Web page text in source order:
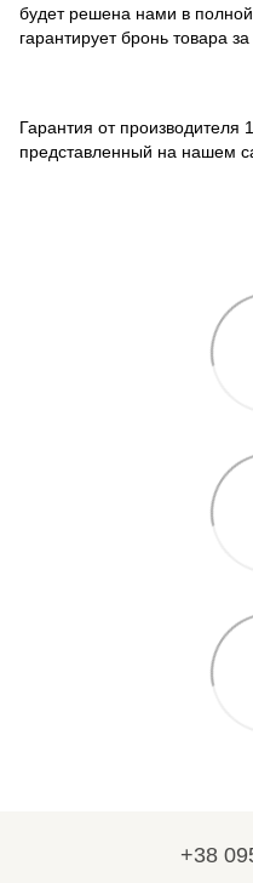
будет решена нами в
гарантирует бронь товара
Гарантия от производителя
представленный на нашем
+38